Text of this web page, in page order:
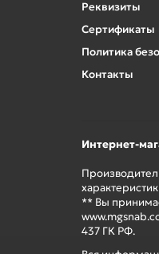
Реквизиты
Сертификаты
Политика
Контакты
Интернет-
** Вы
437 ГК РФ.